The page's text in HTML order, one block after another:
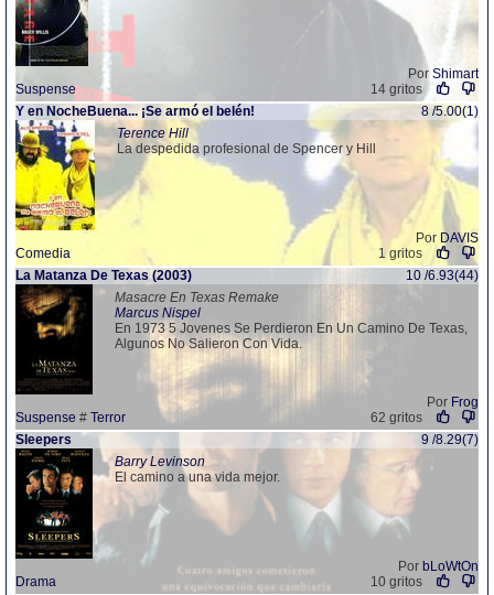
Por Shimart
Suspense
14 gritos
Y en NocheBuena... ¡Se armó el belén!
8 /5.00(1)
Terence Hill
La despedida profesional de Spencer y Hill
Por DAVIS
Comedia
1 gritos
La Matanza De Texas (2003)
10 /6.93(44)
Masacre En Texas Remake
Marcus Nispel
En 1973 5 Jovenes Se Perdieron En Un Camino De Texas,
Algunos No Salieron Con Vida.
Por Frog
Suspense # Terror
62 gritos
Sleepers
9 /8.29(7)
Barry Levinson
El camino a una vida mejor.
Por bLoWtOn
Drama
10 gritos